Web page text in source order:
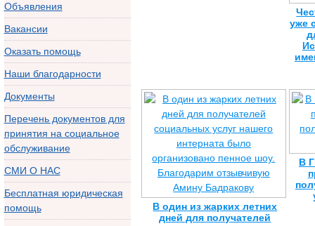
Объявления
Вакансии
Оказать помощь
Наши благодарности
Документы
Перечень документов для
принятия на социальное
обслуживание
СМИ О НАС
Бесплатная юридическая
помощь
уже
В один из жарких летних
дней для получателей
В